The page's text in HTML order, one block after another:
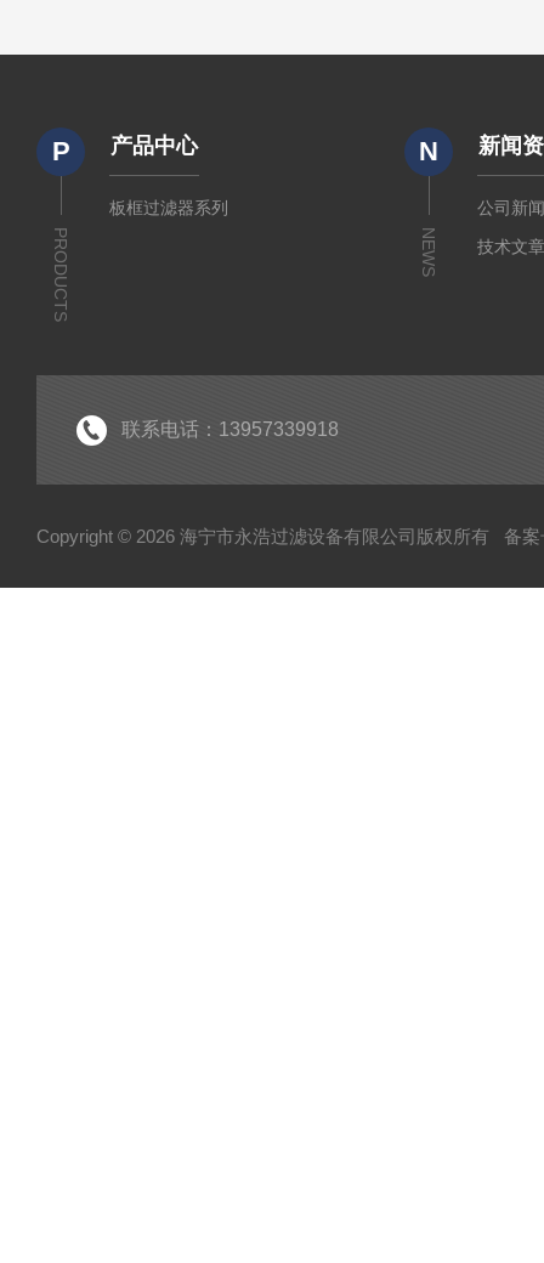
P
PRODUCTS
产品中心
板框过滤器系列
N
NEWS
新闻
公司新
技术文
联系电话：13957339918
Copyright © 2026 海宁市永浩过滤设备有限公司版权所有 备案